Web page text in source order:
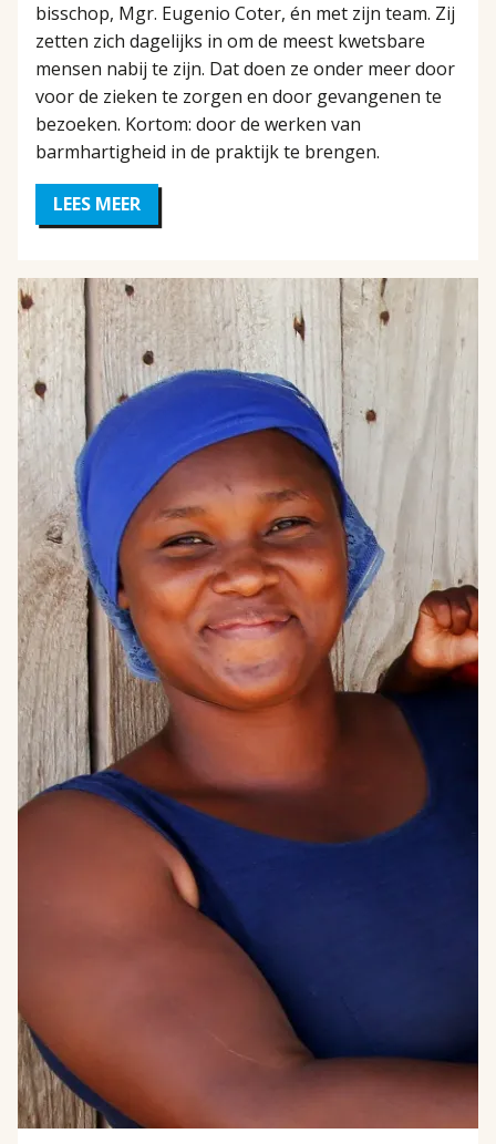
bisschop, Mgr. Eugenio Coter, én met zijn team. Zij
zetten zich dagelijks in om de meest kwetsbare
mensen nabij te zijn. Dat doen ze onder meer door
voor de zieken te zorgen en door gevangenen te
bezoeken. Kortom: door de werken van
barmhartigheid in de praktijk te brengen.
LEES MEER
EN
ZEI:
'GEVEN
JULLIE
HEN
MAAR
TE